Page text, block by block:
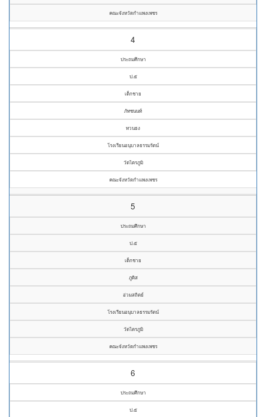
คณะจังหวัดกำแพงเพชร
4
ประถมศึกษา
ป.๕
เด็กชาย
ภัทชนนท์
ทวนธง
โรงเรียนอนุบาลธรรมรัตน์
วัดไตรภูมิ
คณะจังหวัดกำแพงเพชร
5
ประถมศึกษา
ป.๕
เด็กชาย
ภูดิส
อ่วมสถิตย์
โรงเรียนอนุบาลธรรมรัตน์
วัดไตรภูมิ
คณะจังหวัดกำแพงเพชร
6
ประถมศึกษา
ป.๕